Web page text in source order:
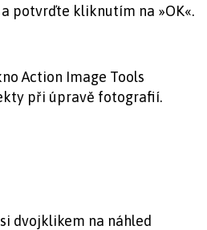
potvrďte kliknutím na »OK«.
Action Image Tools
při úpravě fotografií.
dvojklikem na náhled